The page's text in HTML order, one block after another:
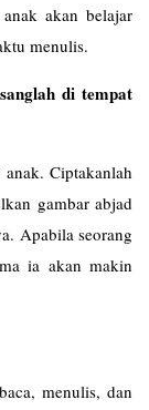
akan belajar
menulis.
di tempat
Ciptakanlah
gambar abjad
Apabila seorang
ia akan makin
menulis, dan